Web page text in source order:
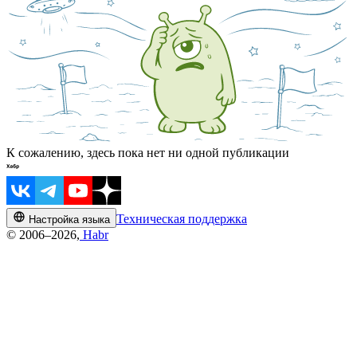
К сожалению, здесь пока нет ни одной публикации
Настройка языка Техническая поддержка
© 2006–2026, Habr